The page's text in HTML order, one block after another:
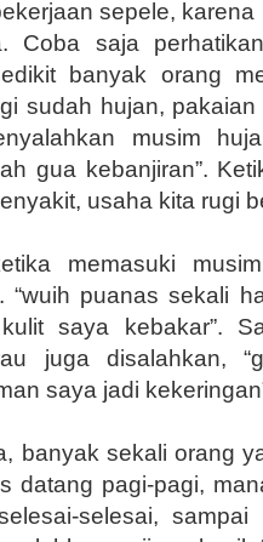
sepele,
Coba saja
banyak orang
sudah hujan,
musim
gua kebanjiran”.
usaha kita rugi
memasuki
“wuih puanas sekali
saya kebakar”.
juga disalahkan,
saya jadi
banyak sekali orang
datang pagi-pagi,
selesai,